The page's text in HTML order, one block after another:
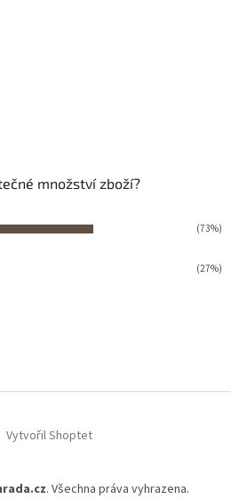
množství zboží?
(73%)
(27%)
Vytvořil Shoptet
. Všechna práva vyhrazena.